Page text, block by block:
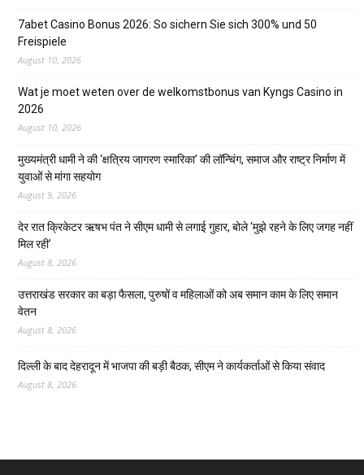
7abet Casino Bonus 2026: So sichern Sie sich 300% und 50
Freispiele
August 10, 2026
Wat je moet weten over de welkomstbonus van Kyngs Casino in
2026
August 10, 2026
मुख्यमंत्री धामी ने की ‘क्षत्रिय जागरण स्मारिका’ की लॉन्चिंग, समाज और राष्ट्र निर्माण में
युवाओं से मांगा सहयोग
August 9, 2026
देर रात क्रिकेटर ऋषभ पंत ने सीएम धामी से लगाई गुहार, बोले ‘मुझे रहने के लिए जगह नहीं
मिल रही’
August 8, 2026
उत्तराखंड सरकार का बड़ा फैसला, पुरुषों व महिलाओं को अब समान काम के लिए समान
वेतन
August 8, 2026
दिल्ली के बाद देहरादून में भाजपा की बड़ी बैठक, सीएम ने कार्यकर्ताओं से किया संवाद
August 8, 2026